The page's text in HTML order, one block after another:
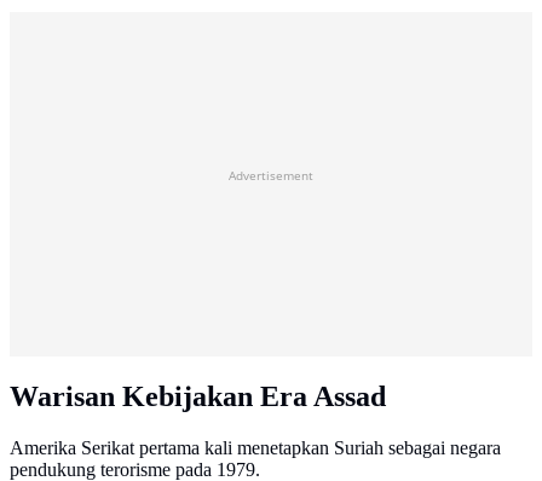
Advertisement
Warisan Kebijakan Era Assad
Amerika Serikat pertama kali menetapkan Suriah sebagai negara
pendukung terorisme pada 1979.